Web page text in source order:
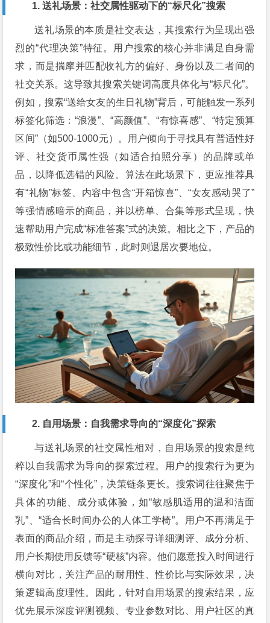
1. 送礼场景：社交属性驱动下的“标尺化”搜索
送礼场景的本质是社交表达，其搜索行为呈现出强
烈的“代理决策”特征。用户搜索的核心并非满足自身需
求，而是揣摩并匹配收礼方的偏好、身份以及二者间的
社交关系。这导致其搜索关键词高度具体化与“标尺化”。
例如，搜索“送给女友的生日礼物”背后，可能触发一系列
标签化筛选：“浪漫”、“高颜值”、“有惊喜感”、“特定预算
区间”（如500-1000元）。用户倾向于寻找具有普适性好
评、社交货币属性强（如适合拍照分享）的品牌或单
品，以降低选错的风险。算法在此场景下，更应推荐具
有“礼物”标签、内容中包含“开箱惊喜”、“女友感动哭了”
等强情感暗示的商品，并以榜单、合集等形式呈现，快
速帮助用户完成“标准答案”式的决策。相比之下，产品的
极致性价比或功能细节，此时则退居次要地位。
2. 自用场景：自我需求导向的“深度化”探索
与送礼场景的社交属性相对，自用场景的搜索是纯
粹以自我需求为导向的探索过程。用户的搜索行为更为
“深度化”和“个性化”，决策链条更长。搜索词往往聚焦于
具体的功能、成分或体验，如“敏感肌适用的温和洁面
乳”、“适合长时间办公的人体工学椅”。用户不再满足于
表面的商品介绍，而是主动探寻详细测评、成分分析、
用户长期使用反馈等“硬核”内容。他们愿意投入时间进行
横向对比，关注产品的耐用性、性价比与实际效果，决
策逻辑高度理性。因此，针对自用场景的搜索结果，应
优先展示深度评测视频、专业参数对比、用户社区的真